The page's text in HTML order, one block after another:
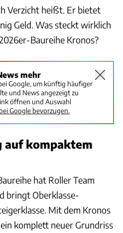
Verzicht heißt. Er bietet
Geld. Was steckt wirklich
Baureihe Kronos?
mehr
Google, um künftig häufiger
und News angezeigt zu
öffnen und Auswahl
Google bevorzugen.
auf kompaktem
hat Roller Team
bringt Oberklasse-
Mit dem Kronos
komplett neuer Grundriss